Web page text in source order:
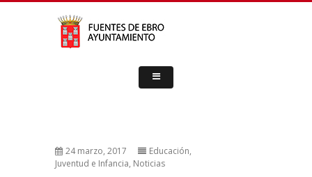
24 marzo, 2017 Educación,
Juventud e Infancia, Noticias